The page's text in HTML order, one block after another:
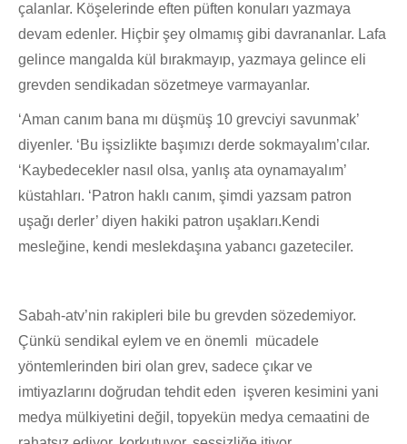
çalanlar. Köşelerinde eften püften konuları yazmaya
devam edenler. Hiçbir şey olmamış gibi davrananlar. Lafa
gelince mangalda kül bırakmayıp, yazmaya gelince eli
grevden sendikadan sözetmeye varmayanlar.
‘Aman canım bana mı düşmüş 10 grevciyi savunmak’
diyenler. ‘Bu işsizlikte başımızı derde sokmayalım’cılar.
‘Kaybedecekler nasıl olsa, yanlış ata oynamayalım’
küstahları. ‘Patron haklı canım, şimdi yazsam patron
uşağı derler’ diyen hakiki patron uşakları.Kendi
mesleğine, kendi meslekdaşına yabancı gazeteciler.
Sabah-atv’nin rakipleri bile bu grevden sözedemiyor.
Çünkü sendikal eylem ve en önemli mücadele
yöntemlerinden biri olan grev, sadece çıkar ve
imtiyazlarını doğrudan tehdit eden işveren kesimini yani
medya mülkiyetini değil, topyekün medya cemaatini de